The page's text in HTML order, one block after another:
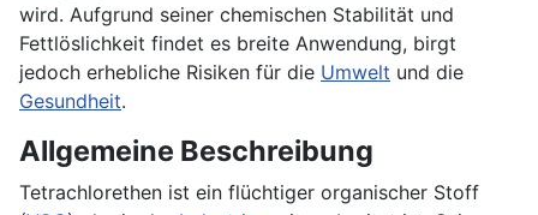
wird. Aufgrund seiner chemischen Stabilität und
Fettlöslichkeit findet es breite Anwendung, birgt
jedoch erhebliche Risiken für die Umwelt und die
Gesundheit.
Allgemeine Beschreibung
Tetrachlorethen ist ein flüchtiger organischer Stoff